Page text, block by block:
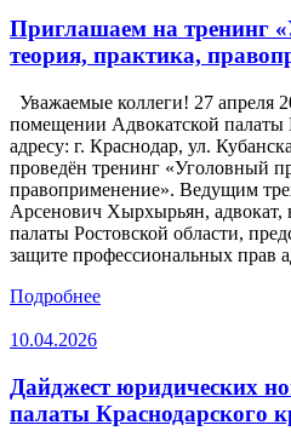
Приглашаем на тренинг
теория, практика,
Уважаемые коллеги! 27 апреля
помещении Адвокатской палаты
адресу: г. Краснодар, ул.
проведён тренинг «Уголовный
правоприменение». Ведущим
Арсенович Хырхырьян, адвокат,
палаты Ростовской области,
защите профессиональных прав
Подробнее
10.04.2026
Дайджест юридических
палаты Краснодарского